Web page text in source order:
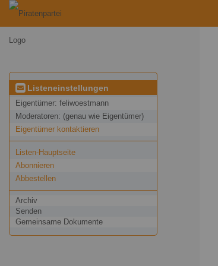
Listeneinstellungen
Eigentümer: feliwoestmann
Moderatoren: (genau wie Eigentümer)
Eigentümer kontaktieren
Listen-Hauptseite
Abonnieren
Abbestellen
Archiv
Senden
Gemeinsame Dokumente